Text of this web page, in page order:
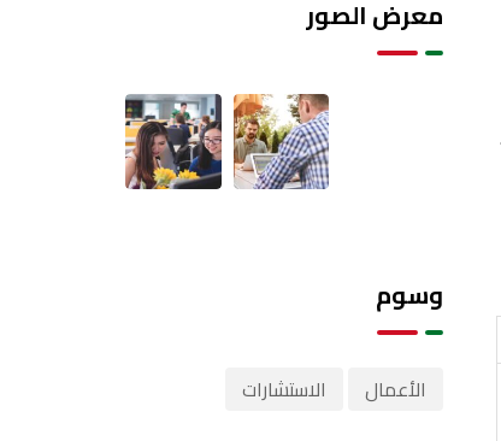
معرض الصور
وسوم
الأعمال الاستشارات